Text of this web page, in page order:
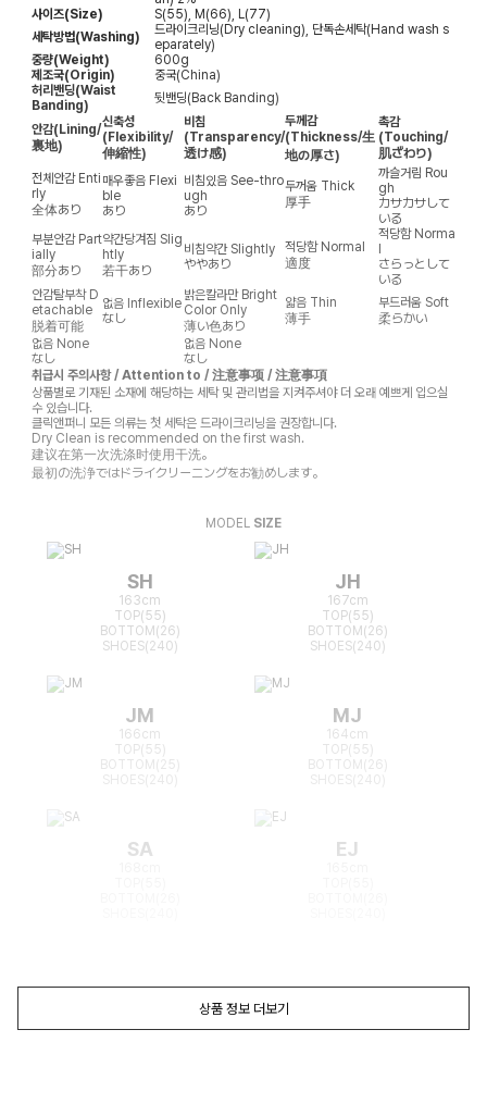
사이즈(Size)
S(55), M(66), L(77)
세탁방법(Washing)
드라이크리닝(Dry cleaning), 단독손세탁(Hand wash s
eparately)
중량(Weight)
600g
제조국(Origin)
중국(China)
허리밴딩(Waist
Banding)
뒷밴딩(Back Banding)
안감(Lining/
裏地)
신축성
(Flexibility/
伸縮性)
비침
(Transparency/
透け感)
두께감
(Thickness/生
地の厚さ)
촉감
(Touching/
肌ざわり)
전체안감 Enti
rly
全体あり
매우좋음 Flexi
ble
あり
비침있음 See-thro
ugh
あり
두꺼움 Thick
厚手
까슬거림 Rou
gh
カサカサして
いる
부분안감 Part
ially
部分あり
약간당겨짐 Slig
htly
若干あり
비침약간 Slightly
ややあり
적당함 Normal
適度
적당함 Norma
さらっとして
いる
안감탈부착 D
etachable
脱着可能
없음 Inflexible
なし
밝은칼라만 Bright
Color Only
薄い色あり
얇음 Thin
薄手
부드러움 Soft
柔らかい
없음 None
なし
없음 None
なし
취급시 주의사항 / Attention to / 注意事项 / 注意事項
상품별로 기재된 소재에 해당하는 세탁 및 관리법을 지켜주셔야 더 오래 예쁘게 입으실
수 있습니다.
클릭앤퍼니 모든 의류는 첫 세탁은 드라이크리닝을 권장합니다.
Dry Clean is recommended on the first wash.
建议在第一次洗涤时使用干洗。
最初の洗浄ではドライクリーニングをお勧めします。
MODEL SIZE
SH
163cm
TOP(55)
BOTTOM(26)
SHOES(240)
JH
167cm
TOP(55)
BOTTOM(26)
SHOES(240)
JM
166cm
TOP(55)
BOTTOM(25)
MJ
164cm
TOP(55)
BOTTOM(26)
SA EJ
상품 정보 더보기